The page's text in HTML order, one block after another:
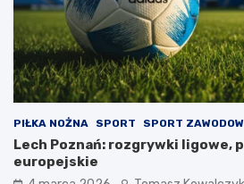
PIŁKA NOŻNA SPORT SPORT
Lech Poznań: rozgrywki ligowe,
europejskie